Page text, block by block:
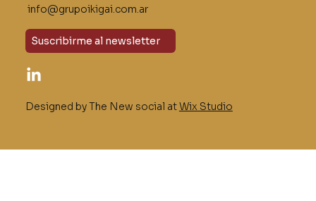
info@grupoikigai.com.ar
Suscribirme al newsletter
Designed by The New social atWix Studio